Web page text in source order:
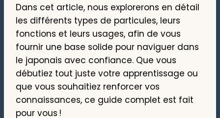
Dans cet article, nous explorerons en détail
les différents types de particules, leurs
fonctions et leurs usages, afin de vous
fournir une base solide pour naviguer dans
le japonais avec confiance. Que vous
débutiez tout juste votre apprentissage ou
que vous souhaitiez renforcer vos
connaissances, ce guide complet est fait
pour vous !